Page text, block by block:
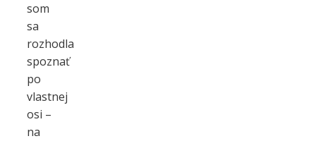
som
sa
rozhodla
spoznať
po
vlastnej
osi –
na